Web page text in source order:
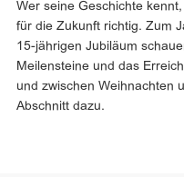
Wer seine Geschichte
für die Zukunft richtig. Zum
15-jährigen Jubiläum
Meilensteine und das
und zwischen Weihnachten
Abschnitt dazu.